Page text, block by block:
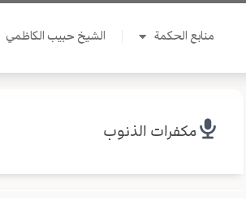
منابع الحكمة الشيخ حبيب الكاظمي
مكفرات الذنوب